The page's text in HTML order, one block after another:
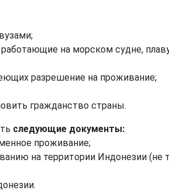
на морском судне,
разрешение на проживание;
гражданство страны.
следующие документы:
проживание;
на территории Индонезии (не